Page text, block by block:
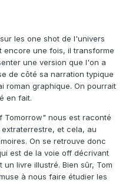
les one shot de l'univers
encore une fois, il transforme
une version que l'on a
de côté sa narration typique
roman graphique. On pourrait
en fait.
Tomorrow" nous est raconté
et cela, au
On se retrouve donc
est de la voie off décrivant
livre illustré. Bien sûr, Tom
à nous faire étudier les